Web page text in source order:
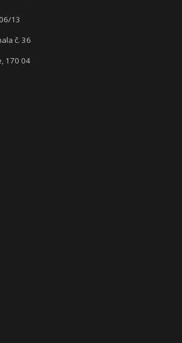
13
č. 36
170 04